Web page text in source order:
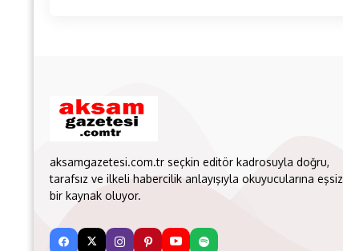
aksamgazetesi.com.tr seçkin editör kadrosuyla doğru,
tarafsız ve ilkeli habercilik anlayışıyla okuyucularına eşsiz
bir kaynak oluyor.